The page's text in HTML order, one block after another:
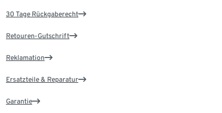
30 Tage Rückgaberecht
Retouren-Gutschrift
Reklamation
Ersatzteile & Reparatur
Garantie